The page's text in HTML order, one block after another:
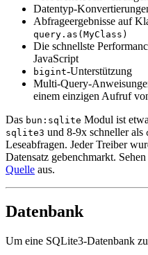
Datentyp-
Abfrageergebnisse auf
query.as(MyClass)
Die schnellste
JavaScript
bigint-Unterstützung
Multi-Query-
einem einzigen Aufruf
Das bun:sqlite Modul ist
sqlite3 und 8-9x schneller als
Leseabfragen. Jeder Treiber
Datensatz gebenchmarkt.
Quelle aus.
Datenbank
Um eine SQLite3-Datenbank